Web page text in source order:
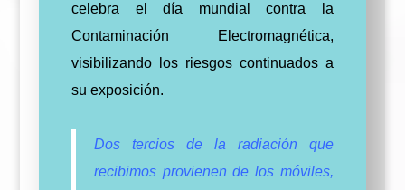
celebra el día mundial contra la
Contaminación Electromagnética,
visibilizando los riesgos continuados a
su exposición.
Dos tercios de la radiación que
recibimos provienen de los móviles,